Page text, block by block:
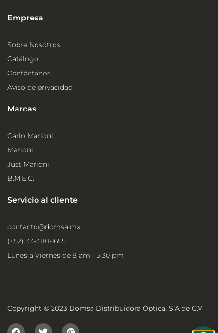
Empresa
Sobre Nosotros
Catálogo
Contáctanos
Aviso de privacidad
Marcas
Carlo Marioni
Marioni
Just Marioni
B.M.E.C.
Servicio al cliente
contacto@domsa.mx
(+52) 33-3110-1655
Lunes a Viernes de 8 am - 5:30 pm
Copyright © 2023 Domsa Distribuidora Óptica, S.A de C.V